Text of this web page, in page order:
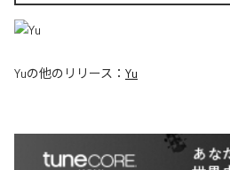
Yuの他のリリース： Yu